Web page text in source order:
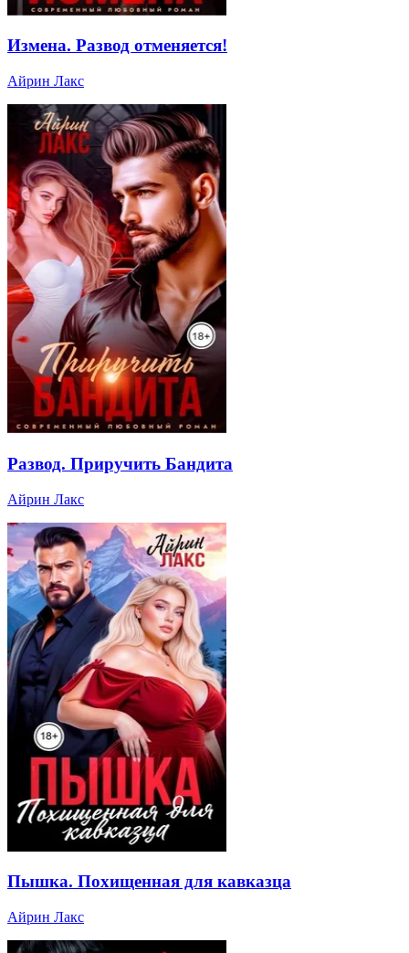
Измена. Развод отменяется!
Айрин Лакс
Развод. Приручить Бандита
Айрин Лакс
Пышка. Похищенная для кавказца
Айрин Лакс